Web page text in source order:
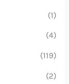
(1)
(4)
(119)
(2)